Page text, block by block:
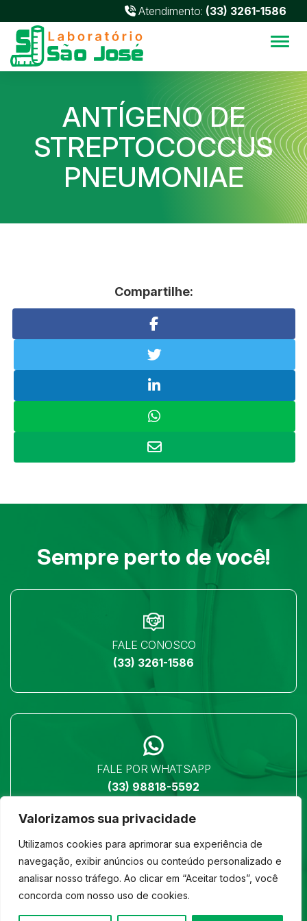
Valorizamos sua privacidade
Utilizamos cookies para aprimorar sua experiência de
navegação, exibir anúncios ou conteúdo personalizado e
analisar nosso tráfego. Ao clicar em “Aceitar todos”, você
concorda com nosso uso de cookies.
Atendimento: (33) 3261-1586
ANTÍGENO DE
STREPTOCOCCUS
PNEUMONIAE
Compartilhe:
Sempre perto de você!
FALE CONOSCO
(33) 3261-1586
FALE POR WHATSAPP
(33) 98818-5592
LOCALIZAÇÃO